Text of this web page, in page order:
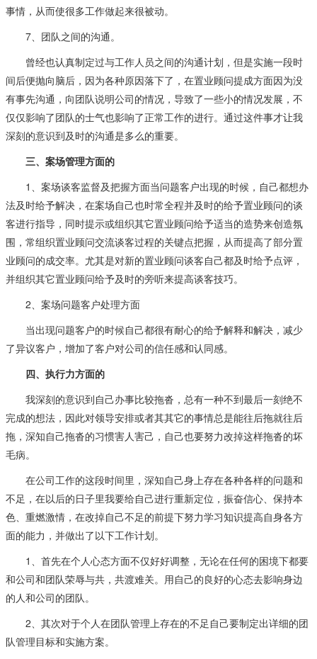
事情，从而使很多工作做起来很被动。
7、团队之间的沟通。
曾经也认真制定过与工作人员之间的沟通计划，但是实施一段时
间后便抛向脑后，因为各种原因落下了，在置业顾问提成方面因为没
有事先沟通，向团队说明公司的情况，导致了一些小的情况发展，不
仅仅影响了团队的士气也影响了正常工作的进行。通过这件事才让我
深刻的意识到及时的沟通是多么的重要。
三、案场管理方面的
1、案场谈客监督及把握方面当问题客户出现的时候，自己都想办
法及时给予解决，在案场自己也时常全程并及时的给予置业顾问的谈
客进行指导，同时提示或组织其它置业顾问给予适当的造势来创造氛
围，常组织置业顾问交流谈客过程的关键点把握，从而提高了部分置
业顾问的成交率。尤其是对新的置业顾问谈客自己都及时给予点评，
并组织其它置业顾问给予及时的旁听来提高谈客技巧。
2、案场问题客户处理方面
当出现问题客户的时候自己都很有耐心的给予解释和解决，减少
了异议客户，增加了客户对公司的信任感和认同感。
四、执行力方面的
我深刻的意识到自己办事比较拖沓，总有一种不到最后一刻绝不
完成的想法，因此对领导安排或者其其它的事情总是能往后拖就往后
拖，深知自己拖沓的习惯害人害己，自己也要努力改掉这样拖沓的坏
毛病。
在公司工作的这段时间里，深知自己身上存在各种各样的问题和
不足，在以后的日子里我要给自己进行重新定位，振奋信心、保持本
色、重燃激情，在改掉自己不足的前提下努力学习知识提高自身各方
面的能力，并做出了以下工作计划。
1、首先在个人心态方面不仅好好调整，无论在任何的困境下都要
和公司和团队荣辱与共，共渡难关。用自己的良好的心态去影响身边
的人和公司的团队。
2、其次对于个人在团队管理上存在的不足自己要制定出详细的团
队管理目标和实施方案。